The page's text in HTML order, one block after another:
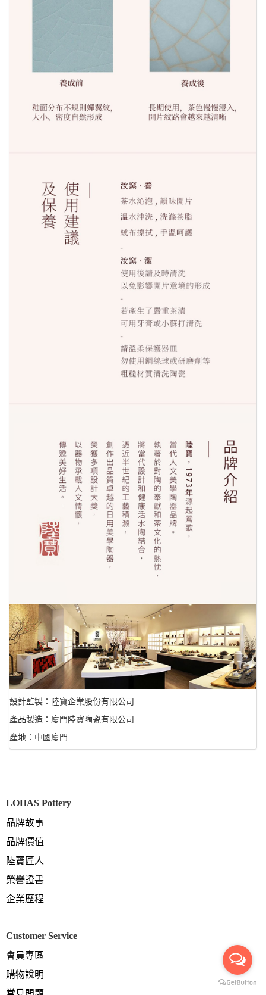
設計監製：陸寶企業股份有限公司
產品製造：廈門陸寶陶瓷有限公司
產地：中國廈門
LOHAS Pottery
品牌故事
品牌價值
陸寶匠人
榮譽證書
企業歷程
Customer Service
會員專區
購物說明